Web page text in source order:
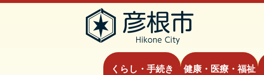
くらし・手続き 健康・医療・福祉